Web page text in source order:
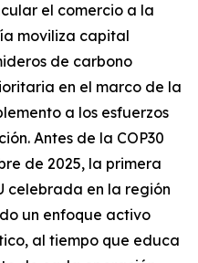
el comercio a la
moviliza capital
de carbono
en el marco de la
a los esfuerzos
Antes de la COP30
de 2025, la primera
celebrada en la región
un enfoque activo
al tiempo que educa